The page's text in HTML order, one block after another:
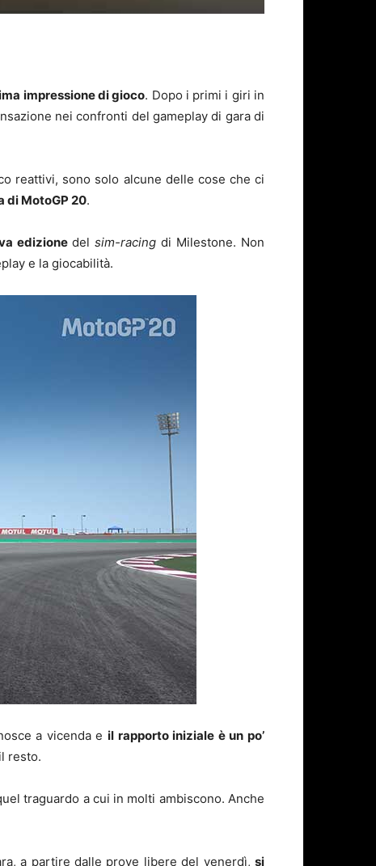
impressione di gioco. Dopo i primi i giri in
nei confronti del gameplay di gara di
reattivi, sono solo alcune delle cose che ci
di MotoGP 20.
edizionedelsim-racing di Milestone. Non
e la giocabilità.
a vicenda eil rapporto iniziale è un po’
resto.
traguardo a cui in molti ambiscono. Anche
a partire dalle prove libere del venerdì,si